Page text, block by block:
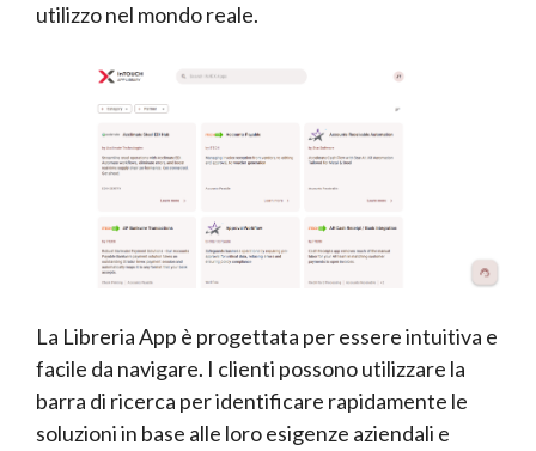
utilizzo nel mondo reale.
La Libreria App è progettata per essere intuitiva e
facile da navigare. I clienti possono utilizzare la
barra di ricerca per identificare rapidamente le
soluzioni in base alle loro esigenze aziendali e